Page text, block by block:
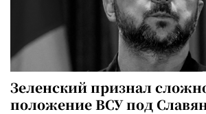
Зеленский признал
положение ВСУ под